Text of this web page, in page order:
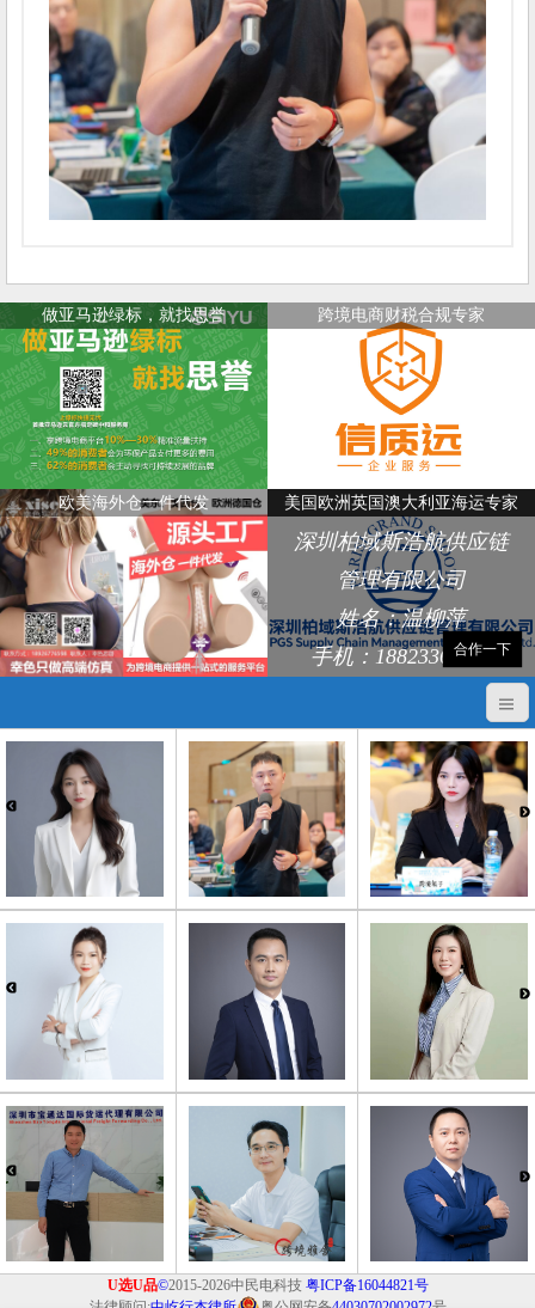
做亚马逊绿标，就找思誉 跨境电商财税合规专家
欧美海外仓一件代发 美国欧洲英国澳大利亚海运专家
深圳柏域斯浩航供应链
管理有限公司
姓名：温柳萍
手机：18823368248
合作一下
U选U品©2015-2026中民电科技 粤ICP备16044821号